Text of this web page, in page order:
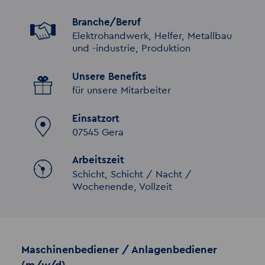
Branche/Beruf
Elektrohandwerk, Helfer, Metallbau
und -industrie, Produktion
Unsere Benefits
für unsere Mitarbeiter
Einsatzort
07545 Gera
Arbeitszeit
Schicht, Schicht / Nacht /
Wochenende, Vollzeit
Maschinenbediener / Anlagenbediener